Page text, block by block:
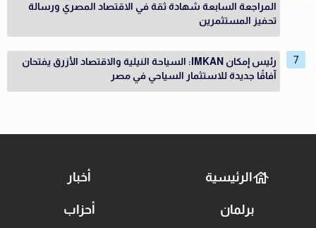
المراجعة السابعة شهادة ثقة في الاقتصاد المصري ورسالة
تحفيز المستثمرين
رئيس إمكان IMKAN: السياحة النيلية والاقتصاد الأزرق يفتحان
آفاقًا جديدة للاستثمار السياحي في مصر
الرئيسية أخبار
برلمان أحزاب